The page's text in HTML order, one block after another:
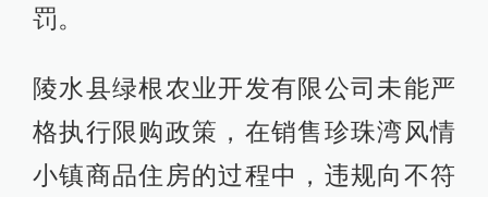
罚。
陵水县绿根农业开发有限公司未能严
格执行限购政策，在销售珍珠湾风情
小镇商品住房的过程中，违规向不符